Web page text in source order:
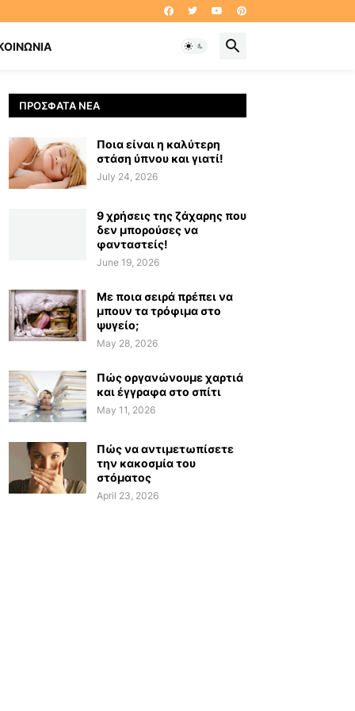
ΠΡΌΣΦΑΤΑ ΝΈΑ
Ποια είναι η καλύτερη
στάση ύπνου και γιατί!
July 24, 2026
9 χρήσεις της ζάχαρης που
δεν μπορούσες να
φανταστείς!
June 19, 2026
Με ποια σειρά πρέπει να
μπουν τα τρόφιμα στο
ψυγείο;
May 28, 2026
Πώς οργανώνουμε χαρτιά
και έγγραφα στο σπίτι
May 11, 2026
Πώς να αντιμετωπίσετε
την κακοσμία του
στόματος
April 23, 2026